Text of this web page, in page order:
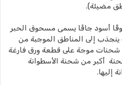
مضيئة).
أسود جافًا يسمى مسحوق الحبر
إلى المناطق الموجبة من
شحنات موجة على قطعة ورق فارغة
أكبر من شحنة الأسطوانة
إليها.